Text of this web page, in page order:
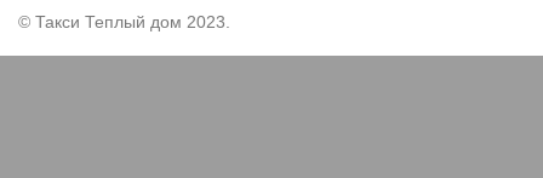
© Такси Теплый дом 2023.